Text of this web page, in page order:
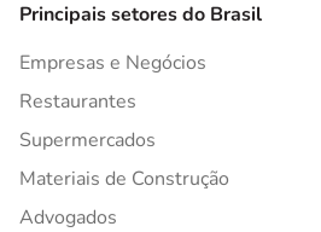
Principais setores do Brasil
Empresas e Negócios
Restaurantes
Supermercados
Materiais de Construção
Advogados